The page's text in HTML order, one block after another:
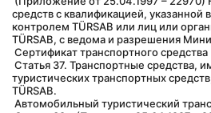
средств с квалификацией, указанной
контролем TÜRSAB или лиц или
TÜRSAB, с ведома и разрешения
Сертификат транспортного средства
туристических транспортных
TÜRSAB.
Автомобильный туристический